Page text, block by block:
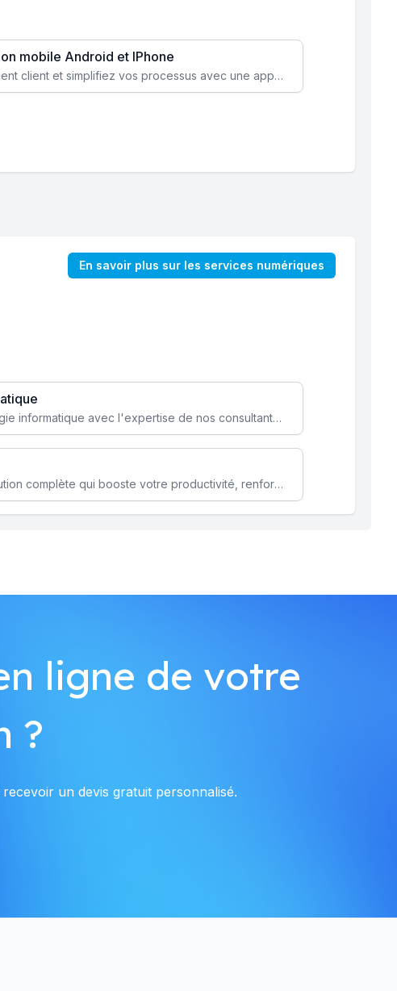
mobile Android et IPhone
Augmentez l’engagement client et simplifiez vos processus avec une application mobile sur mesure, disponible sur iOS et Android.
En savoir plus sur les services numériques
Optimisez votre stratégie informatique avec l'expertise de nos consultants pour améliorer votre efficacité et sécurité.
Microsoft 365 une solution complète qui booste votre productivité, renforce la sécurité de vos données et facilite la collaboration.
ligne de votre
?
un devis gratuit personnalisé.